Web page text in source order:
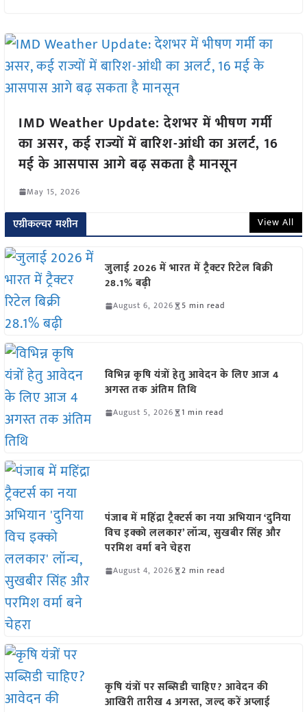
IMD Weather Update: देशभर में भीषण गर्मी
का असर, कई राज्यों में बारिश-आंधी का अलर्ट, 16
मई के आसपास आगे बढ़ सकता है मानसून
May 15, 2026
एग्रीकल्चर मशीन View All
जुलाई 2026 में भारत में ट्रैक्टर रिटेल बिक्री
28.1% बढ़ी
August 6, 2026 5 min read
विभिन्न कृषि यंत्रों हेतु आवेदन के लिए आज 4
अगस्त तक अंतिम तिथि
August 5, 2026 1 min read
पंजाब में महिंद्रा ट्रैक्टर्स का नया अभियान ‘दुनिया
विच इक्को ललकार’ लॉन्च, सुखबीर सिंह और
परमिश वर्मा बने चेहरा
August 4, 2026 2 min read
कृषि यंत्रों पर सब्सिडी चाहिए? आवेदन की
आखिरी तारीख 4 अगस्त, जल्द करें अप्लाई